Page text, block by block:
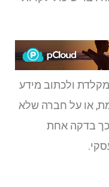
ולכתוב מידע
או על חברה שלא
בדקה אחת